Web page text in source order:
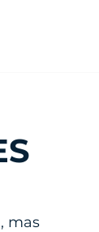
mas